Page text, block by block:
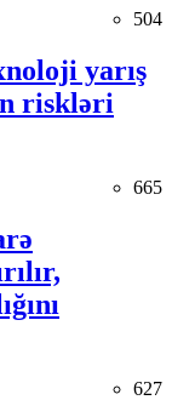
504
yarış
riskləri
665
627